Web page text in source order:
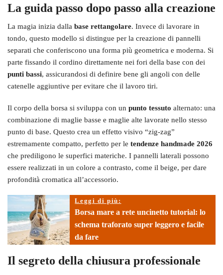
La guida passo dopo passo alla creazione
La magia inizia dalla base rettangolare. Invece di lavorare in
tondo, questo modello si distingue per la creazione di pannelli
separati che conferiscono una forma più geometrica e moderna. Si
parte fissando il cordino direttamente nei fori della base con dei
punti bassi, assicurandosi di definire bene gli angoli con delle
catenelle aggiuntive per evitare che il lavoro tiri.
Il corpo della borsa si sviluppa con un punto tessuto alternato: una
combinazione di maglie basse e maglie alte lavorate nello stesso
punto di base. Questo crea un effetto visivo “zig-zag”
estremamente compatto, perfetto per le tendenze handmade 2026
che prediligono le superfici materiche. I pannelli laterali possono
essere realizzati in un colore a contrasto, come il beige, per dare
profondità cromatica all’accessorio.
Leggi di più:
Borsa mare a rete uncinetto tutorial: lo
schema traforato super leggero e facile
da fare
Il segreto della chiusura professionale